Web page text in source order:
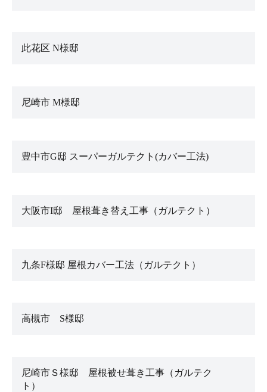
此花区 N様邸
尼崎市 M様邸
豊中市G邸 スーパーガルテクト(カバー工法)
大阪市I邸 屋根葺き替え工事（ガルテクト）
九条F様邸 屋根カバー工法（ガルテクト）
高槻市 S様邸
尼崎市Ｓ様邸 屋根被せ葺き工事（ガルテク
ト）